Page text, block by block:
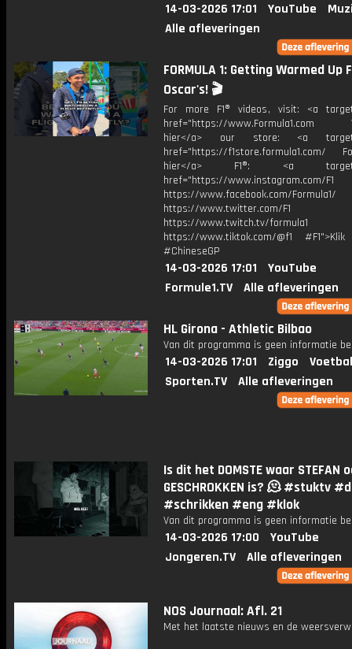
14-03-2026 17:01 YouTube
Alle afleveringen
FORMULA 1: Getting Warmed Up
Oscar's! 🎬
For more F1® videos, visit: <a
href="https://www.Formula1.com
hier</a> our store: <a
href="https://f1store.formula1.com/
hier</a> F1®: <a
href="https://www.instagram.com/F1
https://www.facebook.com/Formula1/
https://www.twitter.com/F1
https://www.twitch.tv/formula1
https://www.tiktok.com/@f1
#ChineseGP
14-03-2026 17:01
YouTube
Formule1.TV
Alle afleveringen
HL Girona - Athletic Bilbao
Van dit programma is geen informatie
14-03-2026 17:01 Ziggo
Sporten.TV
Alle afleveringen
Is dit het DOMSTE waar STEFAN
GESCHROKKEN is? 🫠 #stuktv
#schrikken #eng #klok
Van dit programma is geen informatie
14-03-2026 17:00
YouTube
Jongeren.TV
Alle afleveringen
NOS Journaal: Afl. 21
Met het laatste nieuws en de